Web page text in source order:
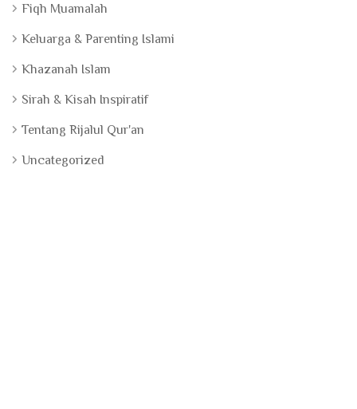
Fiqh Muamalah
Keluarga & Parenting Islami
Khazanah Islam
Sirah & Kisah Inspiratif
Tentang Rijalul Qur'an
Uncategorized